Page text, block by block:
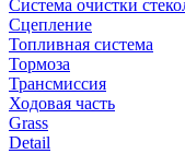
Система очистки
Сцепление
Топливная система
Тормоза
Трансмиссия
Ходовая часть
Grass
Detail